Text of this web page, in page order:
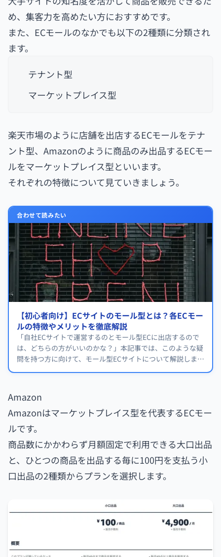
め、集客力を高めたい方におすすめです。
また、ECモールのなかでも以下の2種類に分類され
ます。
テナント型
マーケットプレイス型
楽天市場のように店舗を出店するECモールをテナ
ント型、Amazonのように商品のみ出品するECモー
ルをマーケットプレイス型といいます。
それぞれの特徴について見ていきましょう。
合わせて読みたい
【初心者向け】ECサイトのモール型とは？各ECモー
ルの特徴やメリットを徹底解説
「自社ECサイトで運営するのとモール型ECに出店するので
は、どちらの方がいいのかな？」本記事では、このような疑
問を持つ方に向けて、モール型ECサイトについて解説しま
Amazon
Amazonはマーケットプレイス型を代表するECモー
ルです。
商品数にかかわらず月額固定で利用できる大口出品
と、ひとつの商品を出品する毎に100円を支払う小
口出品の2種類からプランを選択します。